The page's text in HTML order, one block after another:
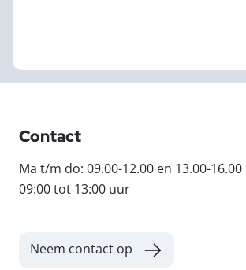
Contact
Ma t/m do: 09.00-12.00 en 13.00-
09:00 tot 13:00 uur
Neem contact op